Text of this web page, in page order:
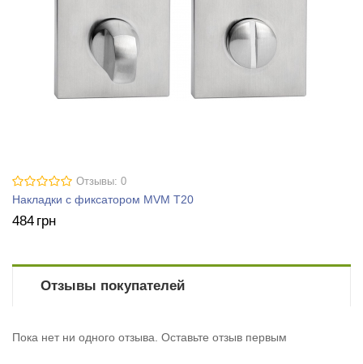
Отзывы: 0
Накладки с фиксатором MVM T20
484 грн
Отзывы покупателей
Пока нет ни одного отзыва. Оставьте отзыв первым